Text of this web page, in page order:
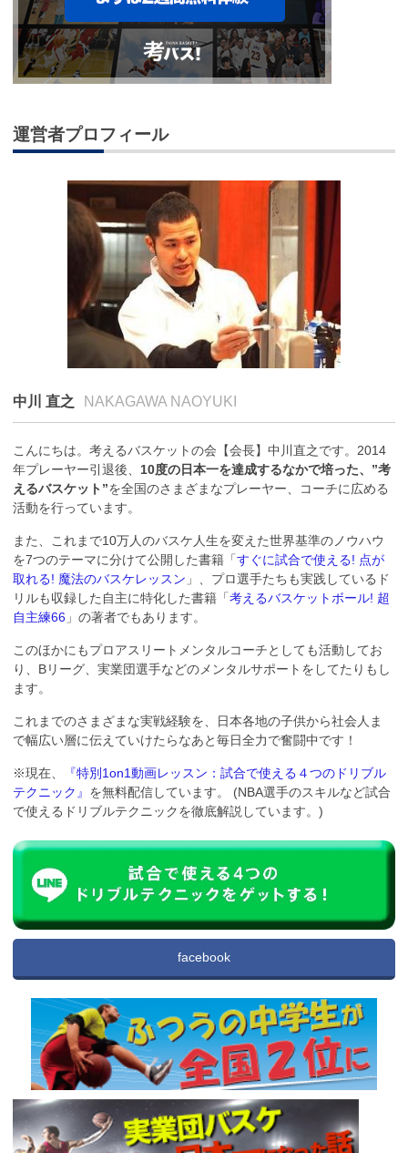
運営者プロフィール
中川 直之 NAKAGAWA NAOYUKI
こんにちは。考えるバスケットの会【会長】中川直之です。2014
年プレーヤー引退後、10度の日本一を達成するなかで培った、”考
えるバスケット”を全国のさまざまなプレーヤー、コーチに広める
活動を行っています。
また、これまで10万人のバスケ人生を変えた世界基準のノウハウ
を7つのテーマに分けて公開した書籍「すぐに試合で使える! 点が
取れる! 魔法のバスケレッスン 」、プロ選手たちも実践しているド
リルも収録した自主に特化した書籍「考えるバスケットボール! 超
自主練66 」の著者でもあります。
このほかにもプロアスリートメンタルコーチとしても活動してお
り、Bリーグ、実業団選手などのメンタルサポートをしてたりもし
ます。
これまでのさまざまな実戦経験を、日本各地の子供から社会人ま
で幅広い層に伝えていけたらなあと毎日全力で奮闘中です！
※現在、
『特別1on1動画レッスン：試合で使える４つのドリブル
テクニック』 を無料配信しています。 (NBA選手のスキルなど試合
で使えるドリブルテクニックを徹底解説しています。)
facebook